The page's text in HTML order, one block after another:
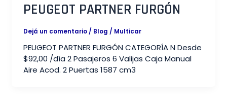
PEUGEOT PARTNER FURGÓN​
Dejá un comentario / Blog / Multicar
PEUGEOT PARTNER FURGÓN CATEGORÍA N Desde
$92,00 /día 2 Pasajeros 6 Valijas Caja Manual
Aire Acod. 2 Puertas 1587 cm3